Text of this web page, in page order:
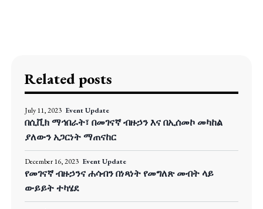
Related posts
July 11, 2023 Event Update
በሲቪክ ማኅበራት፣ በመገናኛ ብዙኃን እና በኢሰመኮ መካከል
ያለውን አጋርነት ማጠናከር
December 16, 2023 Event Update
የመገናኛ ብዙኃንና ሐሳብን በነጻነት የመግለጽ መብት ላይ
ውይይት ተካሄደ